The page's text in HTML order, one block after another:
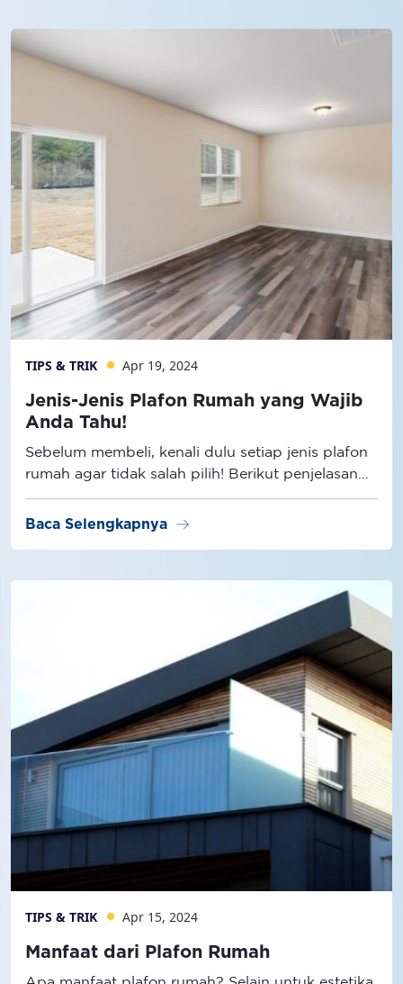
TIPS & TRIK Apr 19, 2024
Jenis-Jenis Plafon Rumah yang Wajib
Anda Tahu!
Sebelum membeli, kenali dulu setiap jenis plafon
rumah agar tidak salah pilih! Berikut penjelasan
selengkapnya.
Baca Selengkapnya arrow_right_alt
TIPS & TRIK Apr 15, 2024
Manfaat dari Plafon Rumah